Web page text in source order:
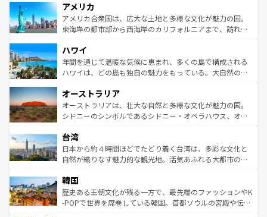
ンツ一覧を参照してほしい。
の建物がそのまま残る町や、スイスならではのユニークな
博物館もあり、アルプス観光だけでなく町歩きも満喫する
ことができる。国民の所得が高いため物価も高いが、旅行
ば市内交通費無料で観光を楽しむこともできる。 なお、新
着のスイス情報はコンテンツ一覧 を参照してほしい。
アメリカ
アメリカ合衆国は、広大な土地と多様な文化が魅力の国。
東海岸の都市部から西海岸のカリフォルニアまで、訪れる
のような巨大都市は、観光、ショッピング、エンターテイ
ンメントが詰まった刺激的なスポットだ。一方、アメリカ
西部には大自然が広がり、グランドキャニオンやイエロー
部のニューオーリンズでは、音楽と美食が融合した独特の
文化が魅力。旅行者はアメリカの各地域で異なる魅力を楽
しみながら、その多様性と豊かな歴史を感じることができ
ならではの贅沢な旅のスタイルだ。 なお、新着のアメリカ
情報はコンテンツ一覧を参照してほしい。
ハワイ
年間を通じて温暖な気候に恵まれ、多くの島で構成される
ハワイは、どの島も独自の魅力をもっている。大自然の神
ワイ島は見逃せない。また、定番の観光地といえばオアフ
島だが、静かな自然を求めるならマウイ島やカウアイ島が
おすすめ。エメラルドグリーンに輝く海をはじめ、豊かな
れるおもてなしの心で訪れる人々を迎えてくれるハワイの
人々、おいしいローカルフードやハワイアンミュージッ
ク、伝統的なフラダンスなど、すべてがハワイの魅力を彩
ワイを、存分に味わってほしい。 なお、新着のハワイ情報
はコンテンツ一覧を参照してほしい。
オーストラリア
オーストラリアは、壮大な自然と多様な文化が魅力の国。
シドニーのシンボルであるシドニー・オペラハウス、オー
リアリーフや大陸中央部にそびえるウルル（エアーズロッ
ク）、タスマニアの美しい原生林やケアンズの熱帯雨林な
ど、見どころがたくさん。また、カフェやワイン、オージ
いる。アクティビティも充実しており、サーフィンやダイ
ビング、ハイキングなど、アウトドア好きにはたまらな
い。オーストラリアの多彩な魅力を存分に味わいつくそ
台湾
日本から約４時間ほどでたどり着く台湾は、多彩な文化と
自然が織りなす魅力的な観光地。活気あふれる大都市の台
ン）、静ひつな山岳地帯である台湾東部など、都市の喧騒
と山間の静けさが共存しており、訪れる人に新しい発見と
驚きをもたらしてくれる。また、奥深い台湾の食文化も魅
韓国
歴史ある王朝文化が残る一方で、最先端のファッションやK
-POPで世界を席巻している韓国。首都ソウルの宮殿や伝統